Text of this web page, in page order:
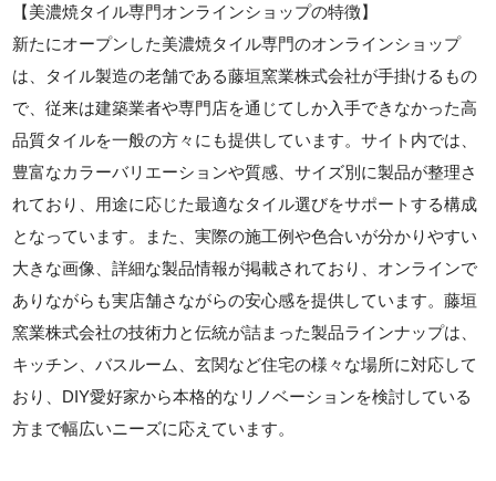
【美濃焼タイル専門オンラインショップの特徴】
新たにオープンした美濃焼タイル専門のオンラインショップ
は、タイル製造の老舗である藤垣窯業株式会社が手掛けるもの
で、従来は建築業者や専門店を通じてしか入手できなかった高
品質タイルを一般の方々にも提供しています。サイト内では、
豊富なカラーバリエーションや質感、サイズ別に製品が整理さ
れており、用途に応じた最適なタイル選びをサポートする構成
となっています。また、実際の施工例や色合いが分かりやすい
大きな画像、詳細な製品情報が掲載されており、オンラインで
ありながらも実店舗さながらの安心感を提供しています。藤垣
窯業株式会社の技術力と伝統が詰まった製品ラインナップは、
キッチン、バスルーム、玄関など住宅の様々な場所に対応して
おり、DIY愛好家から本格的なリノベーションを検討している
方まで幅広いニーズに応えています。